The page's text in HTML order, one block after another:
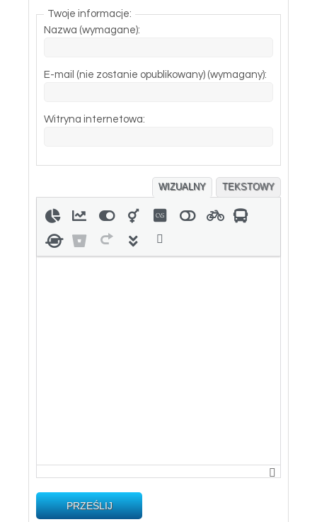
Twoje informacje:
Nazwa (wymagane):
E-mail (nie zostanie opublikowany) (wymagany):
Witryna internetowa:
WIZUALNY TEKSTOWY
PRZEŚLIJ